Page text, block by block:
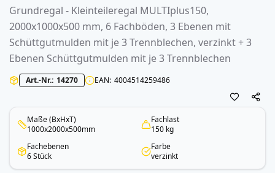
Grundregal - Kleinteileregal MULTIplus150,
2000x1000x500 mm, 6 Fachböden, 3 Ebenen mit
Schüttgutmulden mit je 3 Trennblechen, verzinkt + 3
Ebenen Schüttgutmulden mit je 3 Trennblechen
Art.-Nr. 14270 EAN 4004514259486
Maße (BxHxT)
1000x2000x500mm
Fachlast
150 kg
Fachebenen
6 Stück
Farbe
verzinkt